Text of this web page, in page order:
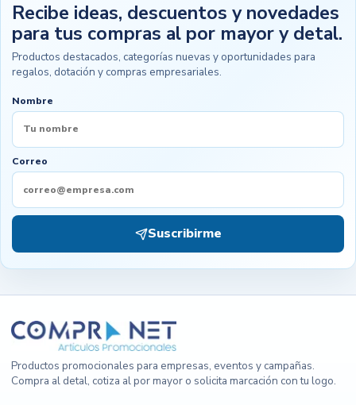
Recibe ideas, descuentos y novedades
para tus compras al por mayor y detal.
Productos destacados, categorías nuevas y oportunidades para
regalos, dotación y compras empresariales.
Nombre
Correo
Suscribirme
Productos promocionales para empresas, eventos y campañas.
Compra al detal, cotiza al por mayor o solicita marcación con tu logo.